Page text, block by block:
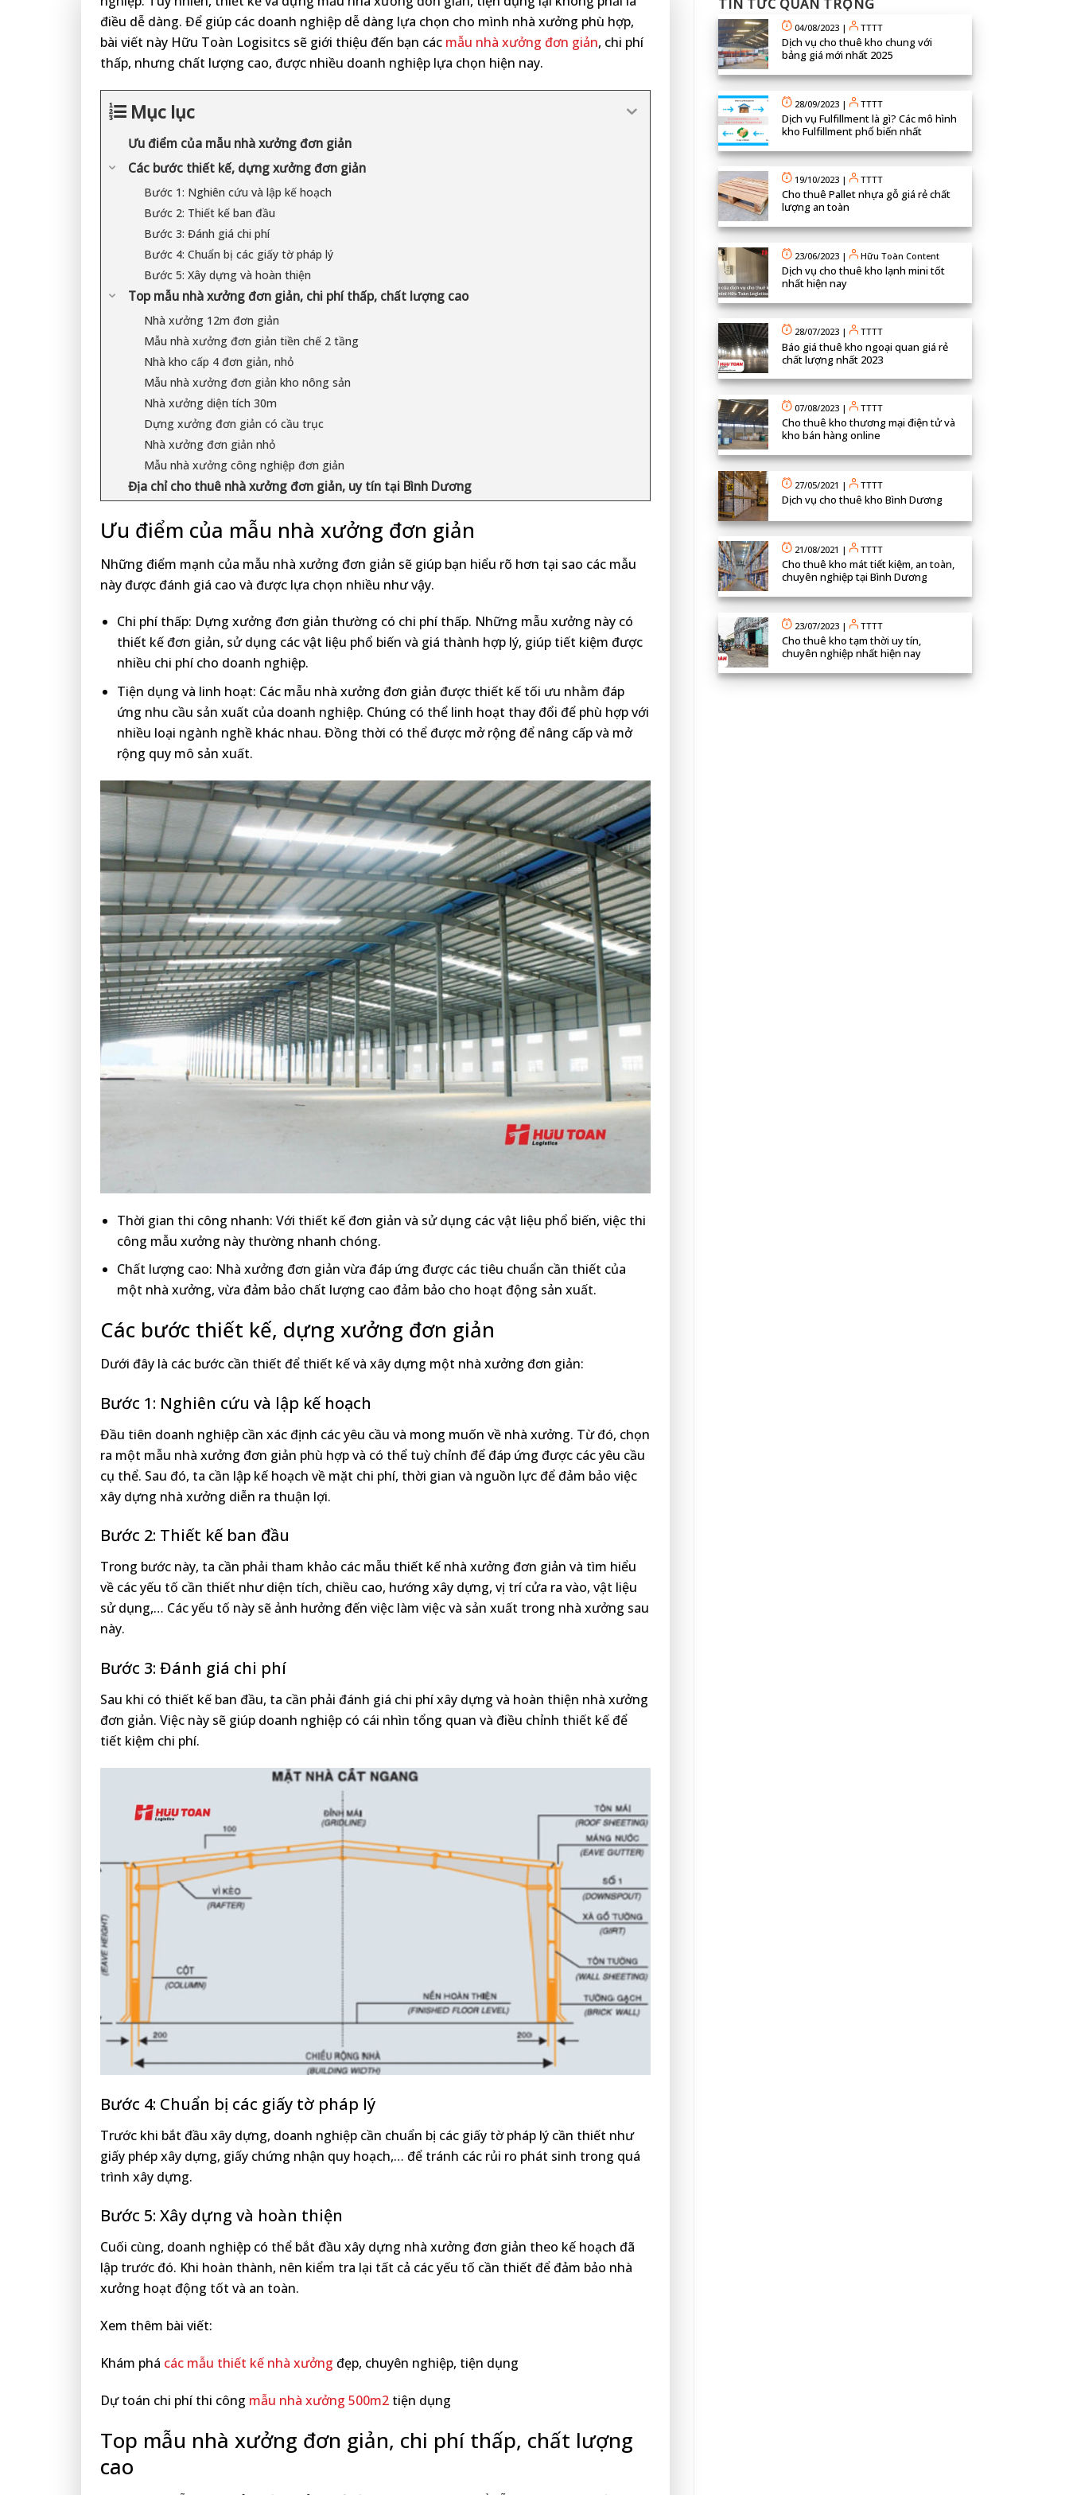
điều dễ dàng. Để giúp các doanh nghiệp dễ dàng lựa chọn cho mình nhà xưởng phù hợp,
bài viết này Hữu Toàn Logisitcs sẽ giới thiệu đến bạn các mẫu nhà xưởng đơn giản, chi phí
thấp, nhưng chất lượng cao, được nhiều doanh nghiệp lựa chọn hiện nay.
Mục lục
Ưu điểm của mẫu nhà xưởng đơn giản
Các bước thiết kế, dựng xưởng đơn giản
Bước 1: Nghiên cứu và lập kế hoạch
Bước 2: Thiết kế ban đầu
Bước 3: Đánh giá chi phí
Bước 4: Chuẩn bị các giấy tờ pháp lý
Bước 5: Xây dựng và hoàn thiện
Top mẫu nhà xưởng đơn giản, chi phí thấp, chất lượng cao
Nhà xưởng 12m đơn giản
Mẫu nhà xưởng đơn giản tiền chế 2 tầng
Nhà kho cấp 4 đơn giản, nhỏ
Mẫu nhà xưởng đơn giản kho nông sản
Nhà xưởng diện tích 30m
Dựng xưởng đơn giản có cầu trục
Nhà xưởng đơn giản nhỏ
Mẫu nhà xưởng công nghiệp đơn giản
Địa chỉ cho thuê nhà xưởng đơn giản, uy tín tại Bình Dương
Ưu điểm của mẫu nhà xưởng đơn giản
Những điểm mạnh của mẫu nhà xưởng đơn giản sẽ giúp bạn hiểu rõ hơn tại sao các mẫu
này được đánh giá cao và được lựa chọn nhiều như vậy.
Chi phí thấp: Dựng xưởng đơn giản thường có chi phí thấp. Những mẫu xưởng này có
thiết kế đơn giản, sử dụng các vật liệu phổ biến và giá thành hợp lý, giúp tiết kiệm được
nhiều chi phí cho doanh nghiệp.
Tiện dụng và linh hoạt: Các mẫu nhà xưởng đơn giản được thiết kế tối ưu nhằm đáp
ứng nhu cầu sản xuất của doanh nghiệp. Chúng có thể linh hoạt thay đổi để phù hợp với
nhiều loại ngành nghề khác nhau. Đồng thời có thể được mở rộng để nâng cấp và mở
rộng quy mô sản xuất.
Thời gian thi công nhanh: Với thiết kế đơn giản và sử dụng các vật liệu phổ biến, việc thi
công mẫu xưởng này thường nhanh chóng.
Chất lượng cao: Nhà xưởng đơn giản vừa đáp ứng được các tiêu chuẩn cần thiết của
một nhà xưởng, vừa đảm bảo chất lượng cao đảm bảo cho hoạt động sản xuất.
Các bước thiết kế, dựng xưởng đơn giản
Dưới đây là các bước cần thiết để thiết kế và xây dựng một nhà xưởng đơn giản:
Bước 1: Nghiên cứu và lập kế hoạch
Đầu tiên doanh nghiệp cần xác định các yêu cầu và mong muốn về nhà xưởng. Từ đó, chọn
ra một mẫu nhà xưởng đơn giản phù hợp và có thể tuỳ chỉnh để đáp ứng được các yêu cầu
cụ thể. Sau đó, ta cần lập kế hoạch về mặt chi phí, thời gian và nguồn lực để đảm bảo việc
xây dựng nhà xưởng diễn ra thuận lợi.
Bước 2: Thiết kế ban đầu
Trong bước này, ta cần phải tham khảo các mẫu thiết kế nhà xưởng đơn giản và tìm hiểu
về các yếu tố cần thiết như diện tích, chiều cao, hướng xây dựng, vị trí cửa ra vào, vật liệu
sử dụng,… Các yếu tố này sẽ ảnh hưởng đến việc làm việc và sản xuất trong nhà xưởng sau
này.
Bước 3: Đánh giá chi phí
Sau khi có thiết kế ban đầu, ta cần phải đánh giá chi phí xây dựng và hoàn thiện nhà xưởng
đơn giản. Việc này sẽ giúp doanh nghiệp có cái nhìn tổng quan và điều chỉnh thiết kế để
tiết kiệm chi phí.
Bước 4: Chuẩn bị các giấy tờ pháp lý
Trước khi bắt đầu xây dựng, doanh nghiệp cần chuẩn bị các giấy tờ pháp lý cần thiết như
giấy phép xây dựng, giấy chứng nhận quy hoạch,… để tránh các rủi ro phát sinh trong quá
trình xây dựng.
Bước 5: Xây dựng và hoàn thiện
Cuối cùng, doanh nghiệp có thể bắt đầu xây dựng nhà xưởng đơn giản theo kế hoạch đã
lập trước đó. Khi hoàn thành, nên kiểm tra lại tất cả các yếu tố cần thiết để đảm bảo nhà
xưởng hoạt động tốt và an toàn.
Xem thêm bài viết:
Khám phá các mẫu thiết kế nhà xưởng đẹp, chuyên nghiệp, tiện dụng
Dự toán chi phí thi công mẫu nhà xưởng 500m2 tiện dụng
Top mẫu nhà xưởng đơn giản, chi phí thấp, chất lượng
cao
TIN TỨC QUAN TRỌNG
04/08/2023 | TTTT
Dịch vụ cho thuê kho chung với
bảng giá mới nhất 2025
28/09/2023 | TTTT
Dịch vụ Fulfillment là gì? Các mô hình
kho Fulfillment phổ biến nhất
19/10/2023 | TTTT
Cho thuê Pallet nhựa gỗ giá rẻ chất
lượng an toàn
23/06/2023 | Hữu Toàn Content
Dịch vụ cho thuê kho lạnh mini tốt
nhất hiện nay
28/07/2023 | TTTT
Báo giá thuê kho ngoại quan giá rẻ
chất lượng nhất 2023
07/08/2023 | TTTT
Cho thuê kho thương mại điện tử và
kho bán hàng online
27/05/2021 | TTTT
Dịch vụ cho thuê kho Bình Dương
21/08/2021 | TTTT
Cho thuê kho mát tiết kiệm, an toàn,
chuyên nghiệp tại Bình Dương
23/07/2023 | TTTT
Cho thuê kho tạm thời uy tín,
chuyên nghiệp nhất hiện nay